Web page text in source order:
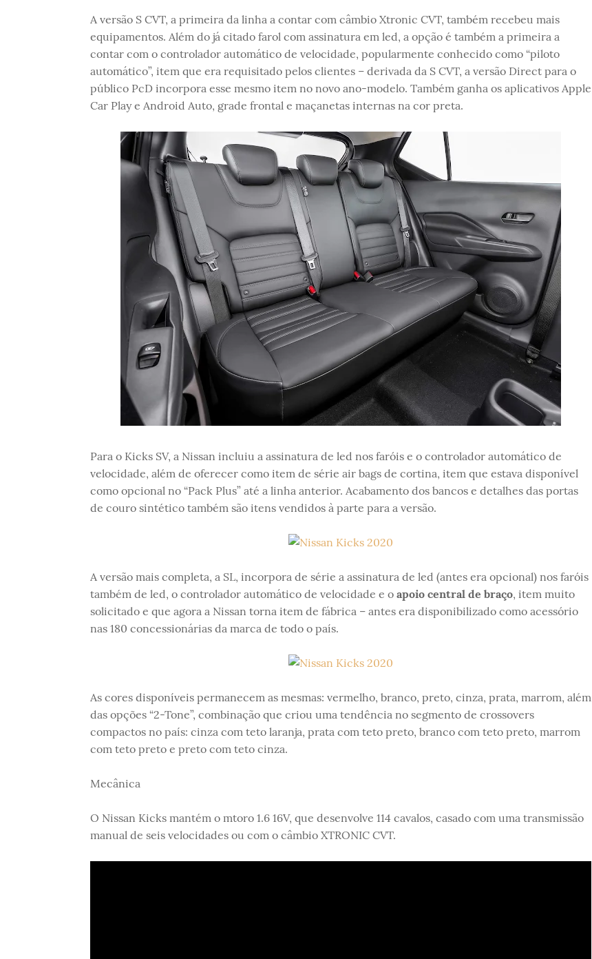
A versão S CVT, a primeira da linha a contar com câmbio Xtronic CVT, também recebeu mais
equipamentos. Além do já citado farol com assinatura em led, a opção é também a primeira a
contar com o controlador automático de velocidade, popularmente conhecido como “piloto
automático”, item que era requisitado pelos clientes – derivada da S CVT, a versão Direct para o
público PcD incorpora esse mesmo item no novo ano-modelo. Também ganha os aplicativos Apple
Car Play e Android Auto, grade frontal e maçanetas internas na cor preta.
Para o Kicks SV, a Nissan incluiu a assinatura de led nos faróis e o controlador automático de
velocidade, além de oferecer como item de série air bags de cortina, item que estava disponível
como opcional no “Pack Plus” até a linha anterior. Acabamento dos bancos e detalhes das portas
de couro sintético também são itens vendidos à parte para a versão.
A versão mais completa, a SL, incorpora de série a assinatura de led (antes era opcional) nos faróis
também de led, o controlador automático de velocidade e o apoio central de braço, item muito
solicitado e que agora a Nissan torna item de fábrica – antes era disponibilizado como acessório
nas 180 concessionárias da marca de todo o país.
As cores disponíveis permanecem as mesmas: vermelho, branco, preto, cinza, prata, marrom, além
das opções “2-Tone”, combinação que criou uma tendência no segmento de crossovers
compactos no país: cinza com teto laranja, prata com teto preto, branco com teto preto, marrom
com teto preto e preto com teto cinza.
Mecânica
O Nissan Kicks mantém o mtoro 1.6 16V, que desenvolve 114 cavalos, casado com uma transmissão
manual de seis velocidades ou com o câmbio XTRONIC CVT.